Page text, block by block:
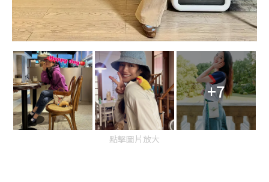
+7
點擊圖片放大